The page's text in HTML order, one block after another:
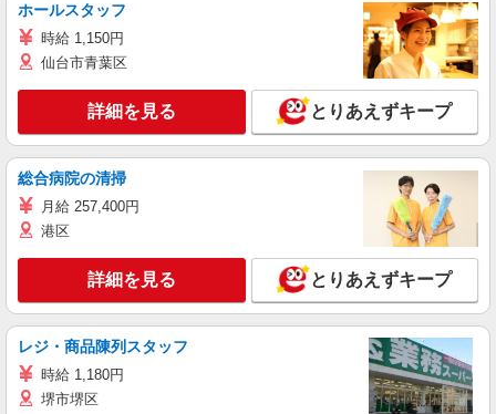
ホールスタッフ
時給 1,150円
仙台市青葉区
詳細を見る とりあえずキープ
総合病院の清掃
月給 257,400円
港区
詳細を見る とりあえずキープ
レジ・商品陳列スタッフ
時給 1,180円
堺市堺区